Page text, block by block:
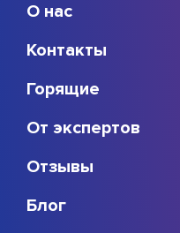
О нас
Контакты
Горящие
От экспертов
Отзывы
Блог